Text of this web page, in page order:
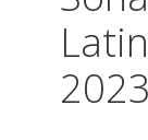
2023